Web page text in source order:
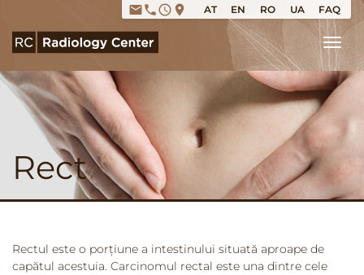
emailphoneaccess_time place AT EN RO UA FAQ
Rect
Rectul este o porțiune a intestinului situată aproape de
capătul acestuia. Carcinomul rectal este una dintre cele